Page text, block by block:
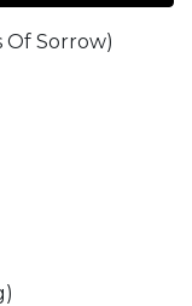
Sorrow)